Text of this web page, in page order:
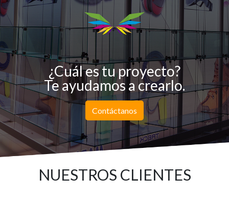
¿Cuál es tu proyecto?
Te ayudamos a crearlo.
Contáctanos
NUESTROS CLIENTES